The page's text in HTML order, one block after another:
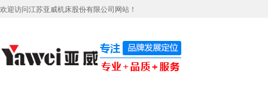
欢迎访问江苏亚威机床股份有限公司网站！